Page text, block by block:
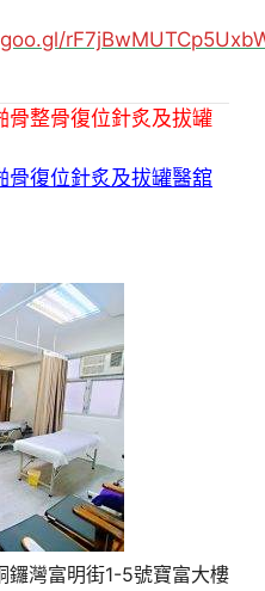
骨整骨復位針炙及拔罐
骨復位針炙及拔罐醫舘
鑼灣富明街1-5號寶富大樓